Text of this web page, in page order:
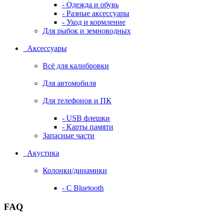
- Одежда и обувь
- Разные аксессуары
- Уход и кормление
Для рыбок и земноводных
Аксессуары
Всё для калибровки
Для автомобиля
Для телефонов и ПК
- USB флешки
- Карты памяти
Запасные части
Акустика
Колонки/динамики
- С Bluetooth
FAQ